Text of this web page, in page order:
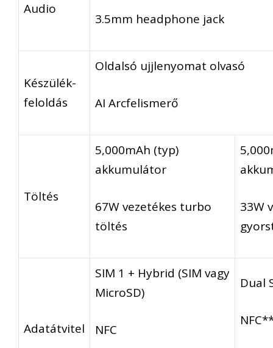
Audio
3.5mm headphone jack
Készülék-
feloldás
Oldalsó ujjlenyomat olvasó
AI Arcfelismerő
Töltés
5,000mAh (typ)
akkumulátor
67W vezetékes turbo
töltés
33W
Adatátvitel
SIM 1 + Hybrid (SIM vagy
MicroSD)
NFC
Dual